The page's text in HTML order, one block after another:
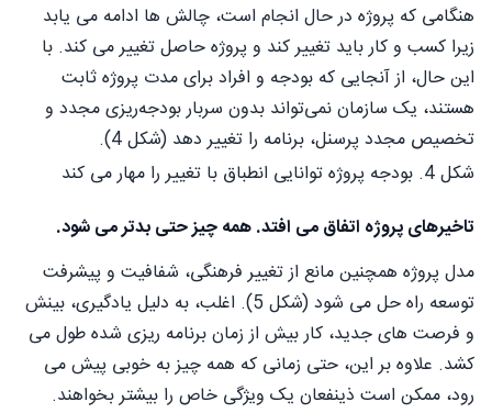
هنگامی که پروژه در حال انجام است، چالش ها ادامه می یابد
زیرا کسب و کار باید تغییر کند و پروژه حاصل تغییر می کند. با
این حال، از آنجایی که بودجه و افراد برای مدت پروژه ثابت
هستند، یک سازمان نمی‌تواند بدون سربار بودجه‌ریزی مجدد و
تخصیص مجدد پرسنل، برنامه را تغییر دهد (شکل 4).
شکل 4. بودجه پروژه توانایی انطباق با تغییر را مهار می کند
تاخیرهای پروژه اتفاق می افتد. همه چیز حتی بدتر می شود.
مدل پروژه همچنین مانع از تغییر فرهنگی، شفافیت و پیشرفت
توسعه راه حل می شود (شکل 5). اغلب، به دلیل یادگیری، بینش
و فرصت های جدید، کار بیش از زمان برنامه ریزی شده طول می
کشد. علاوه بر این، حتی زمانی که همه چیز به خوبی پیش می
رود، ممکن است ذینفعان یک ویژگی خاص را بیشتر بخواهند.